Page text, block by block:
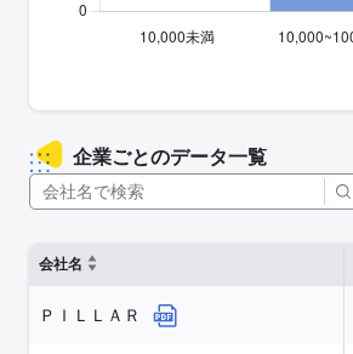
企業ごとのデータ一覧
会社名
ＰＩＬＬＡＲ